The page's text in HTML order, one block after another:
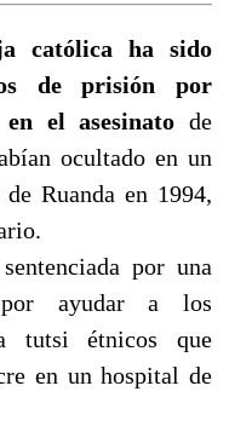
católica ha sido
de prisión por
el asesinato de
ocultado en un
Ruanda en 1994,
por una
ayudar a los
tutsi étnicos que
en un hospital de